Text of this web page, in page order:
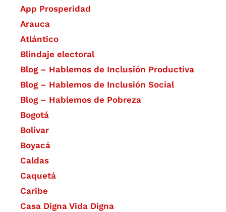
App Prosperidad
Arauca
Atlántico
Blindaje electoral
Blog – Hablemos de Inclusión Productiva
Blog – Hablemos de Inclusión Social
Blog – Hablemos de Pobreza
Bogotá
Bolívar
Boyacá
Caldas
Caquetá
Caribe
Casa Digna Vida Digna